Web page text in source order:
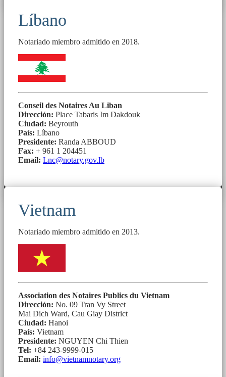
Líbano
Notariado miembro admitido en 2018.
Conseil des Notaires Au Liban
Dirección: Place Tabaris Im Dakdouk
Ciudad: Beyrouth
País: Líbano
Presidente: Randa ABBOUD
Fax: + 961 1 204451
Email: Lnc@notary.gov.lb
Vietnam
Notariado miembro admitido en 2013.
Association des Notaires Publics du Vietnam
Dirección: No. 09 Tran Vy Street
Mai Dich Ward, Cau Giay District
Ciudad: Hanoi
País: Vietnam
Presidente: NGUYEN Chi Thien
Tel: +84 243-9999-015
Email: info@vietnamnotary.org